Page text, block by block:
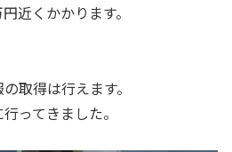
近くかかります。
取得は行えます。
ってきました。